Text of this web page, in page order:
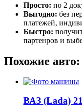
Просто: по 2
Выгодно: без
платежей,
Быстро:
партенров и
Похожие авто:
ВАЗ (Lada)